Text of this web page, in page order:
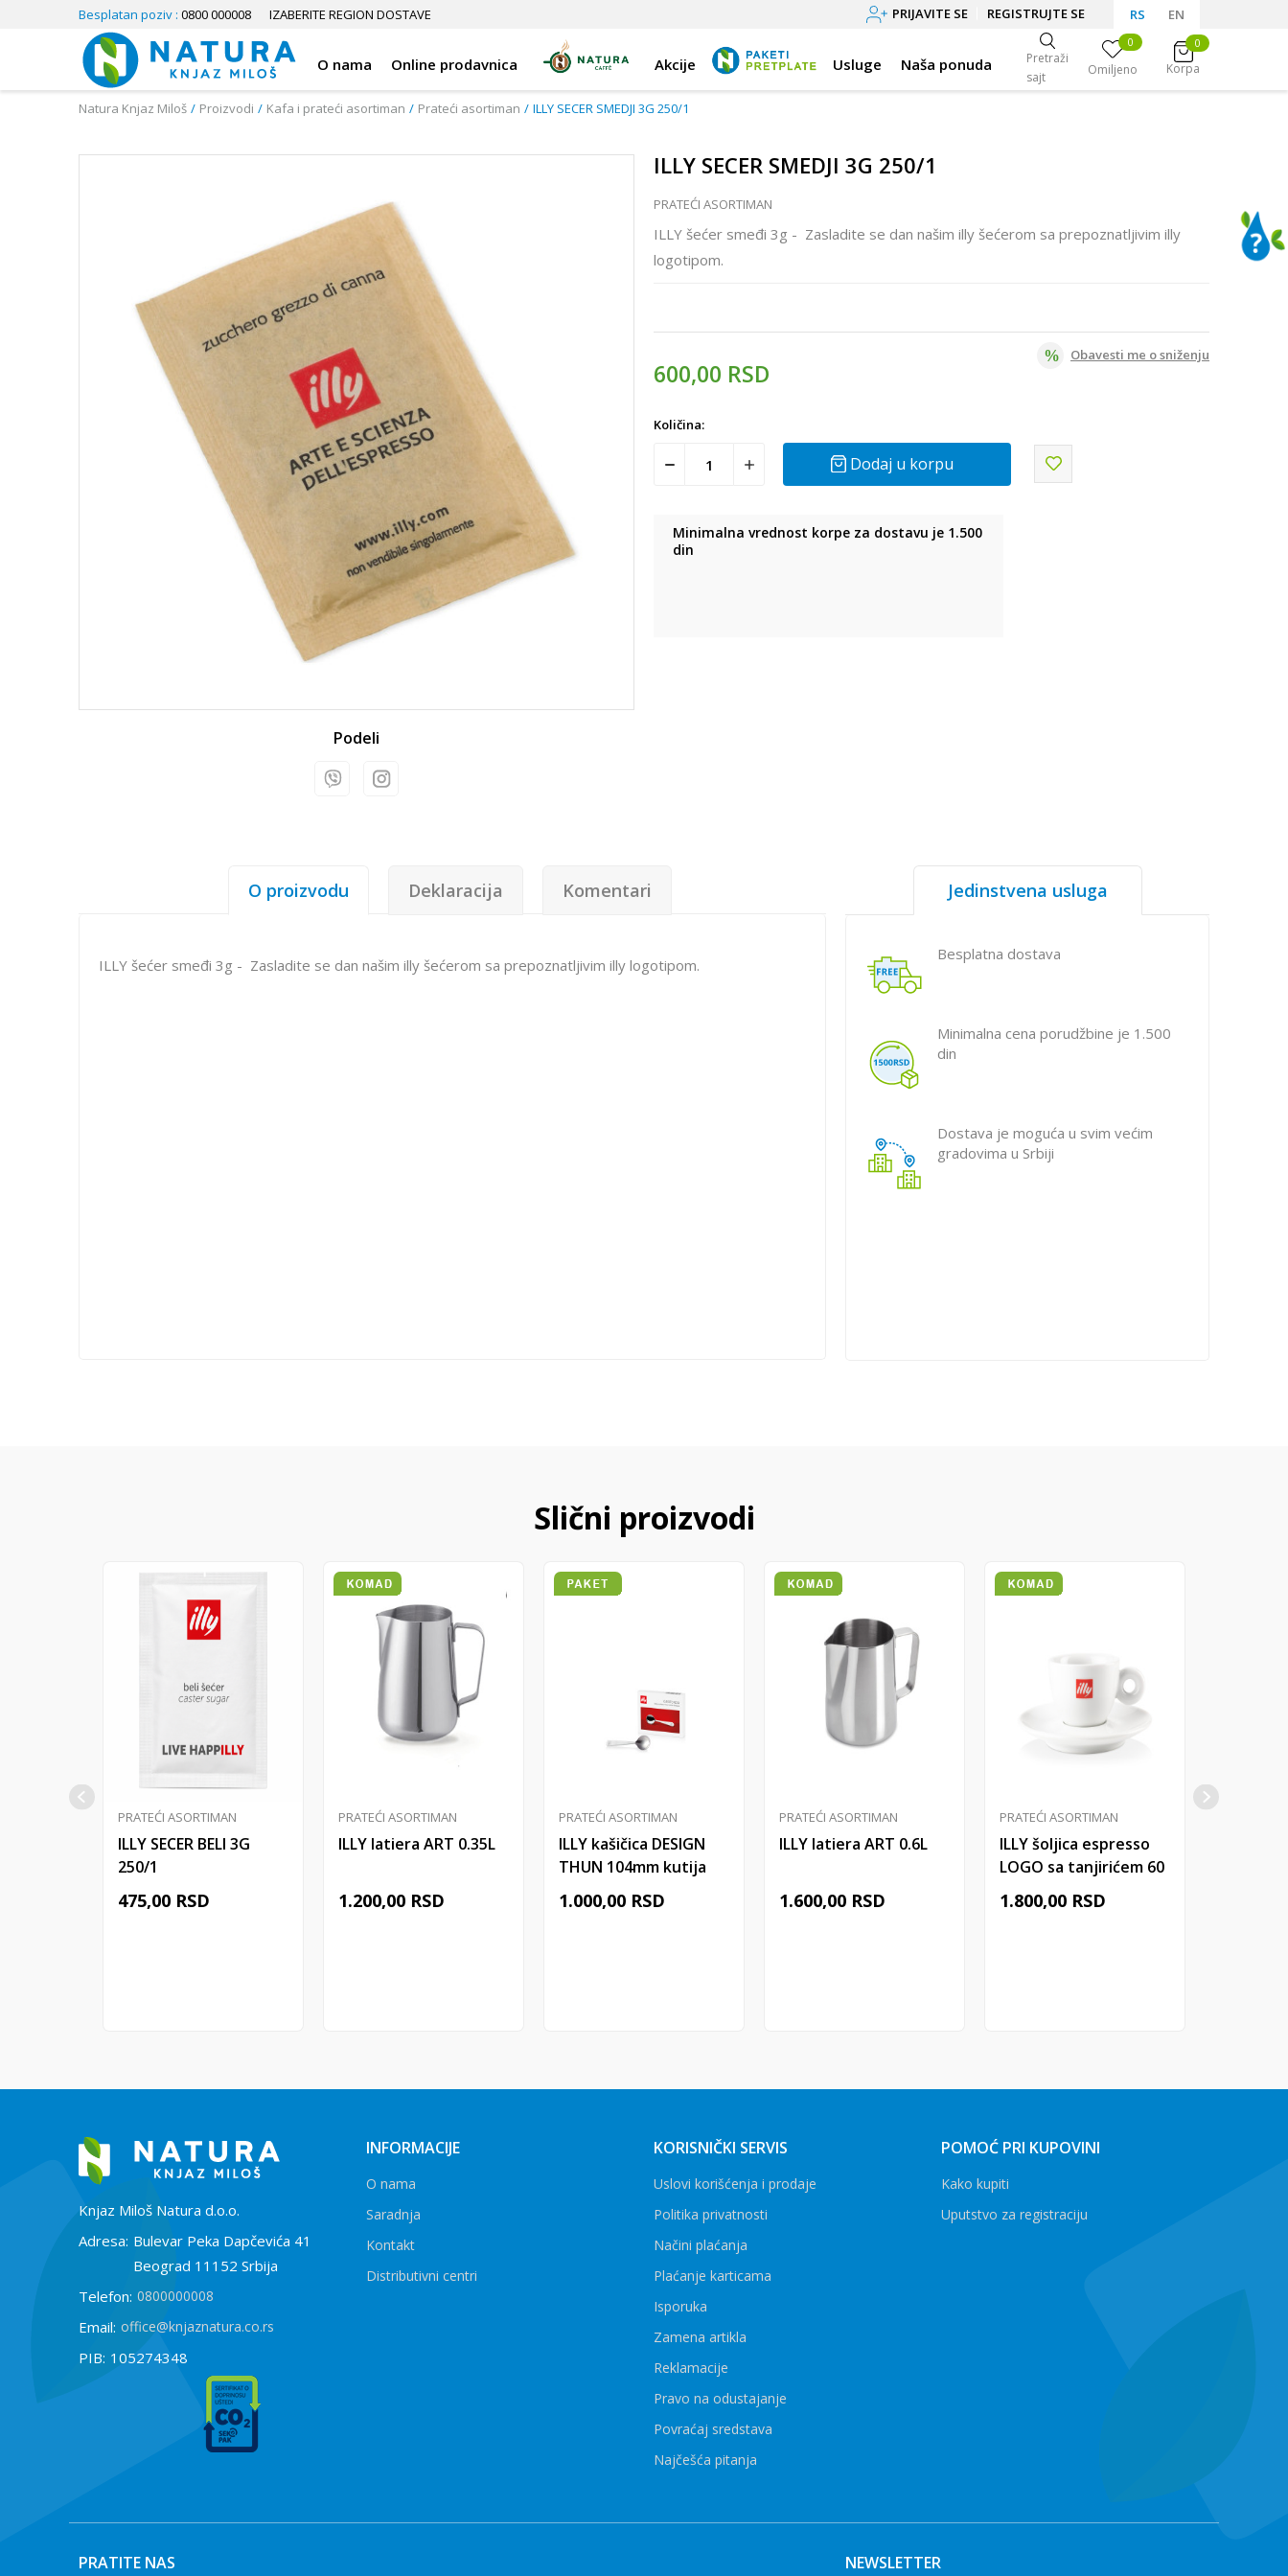
Besplatan poziv : 0800 000008 IZABERITE REGION DOSTAVE RS EN
PRIJAVITE SE REGISTRUJTE SE
O nama Online prodavnica Akcije Usluge Naša ponuda
Pretraži
sajt
Omiljeno
0
Korpa
0
Natura Knjaz Miloš Proizvodi Kafa i prateći asortiman Prateći asortiman ILLY SECER SMEDJI 3G 250/1
Podeli
ILLY SECER SMEDJI 3G 250/1
PRATEĆI ASORTIMAN
ILLY šećer smeđi 3g - Zasladite se dan našim illy šećerom sa prepoznatljivim illy
logotipom.
600,00 RSD
Obavesti me o sniženju
Količina:
Dodaj u korpu
Minimalna vrednost korpe za dostavu je 1.500
din
O proizvodu Deklaracija Komentari
ILLY šećer smeđi 3g - Zasladite se dan našim illy šećerom sa prepoznatljivim illy logotipom.
Jedinstvena usluga
Besplatna dostava
Minimalna cena porudžbine je 1.500
din
Dostava je moguća u svim većim
gradovima u Srbiji
Slični proizvodi
PRATEĆI ASORTIMAN
ILLY SECER BELI 3G
250/1
475,00 RSD
PRATEĆI ASORTIMAN
ILLY latiera ART 0.35L
1.200,00 RSD
PRATEĆI ASORTIMAN
ILLY kašičica DESIGN
THUN 104mm kutija
6/1
1.000,00 RSD
PRATEĆI ASORTIMAN
ILLY latiera ART 0.6L
1.600,00 RSD
PRATEĆI ASORTIMAN
ILLY šoljica espresso
LOGO sa tanjirićem 60
cc 1/1
1.800,00 RSD
Knjaz Miloš Natura d.o.o.
Adresa: Bulevar Peka Dapčevića 41
Beograd 11152 Srbija
Telefon: 0800000008
Email: office@knjaznatura.co.rs
PIB: 105274348
INFORMACIJE
O nama
Saradnja
Kontakt
Distributivni centri
KORISNIČKI SERVIS
Uslovi korišćenja i prodaje
Politika privatnosti
Načini plaćanja
Plaćanje karticama
Isporuka
Zamena artikla
Reklamacije
Pravo na odustajanje
Povraćaj sredstava
Najčešća pitanja
POMOĆ PRI KUPOVINI
Kako kupiti
Uputstvo za registraciju
PRATITE NAS NEWSLETTER